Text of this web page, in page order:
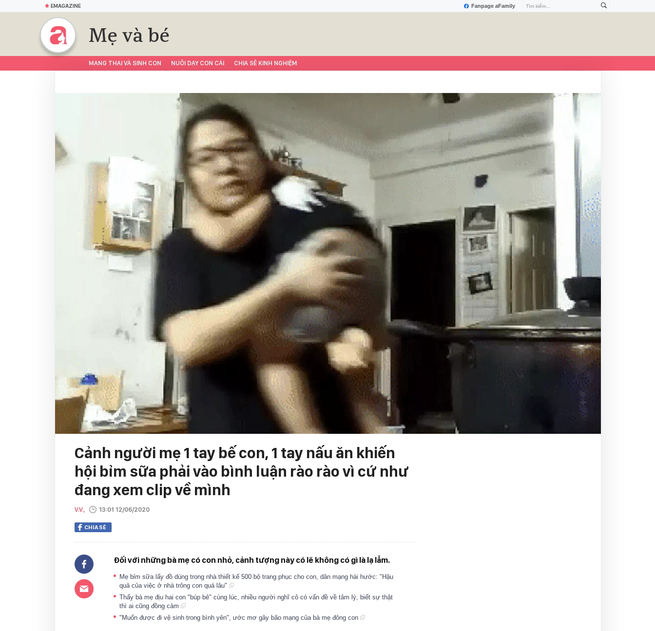
Fanpage aFamily
EMAGAZINE
Mẹ và bé
MANG THAI VÀ SINH CON NUÔI DẠY CON CÁI CHIA SẺ KINH NGHIỆM
Cảnh người mẹ 1 tay bế con, 1 tay nấu ăn khiến
hội bỉm sữa phải vào bình luận rào rào vì cứ như
đang xem clip về mình
V.V., 13:01 12/06/2020
CHIA SẺ
Đối với những bà mẹ có con nhỏ, cảnh tượng này có lẽ không có gì là lạ lẫm.
Mẹ bỉm sữa lấy đồ dùng trong nhà thiết kế 500 bộ trang phục cho con, dân mạng hài hước: "Hậu
quả của việc ở nhà trông con quá lâu"
Thấy bà mẹ địu hai con "búp bê" cùng lúc, nhiều người nghĩ cô có vấn đề về tâm lý, biết sự thật
thì ai cũng đồng cảm
"Muốn được đi vệ sinh trong bình yên", ước mơ gây bão mạng của bà mẹ đông con